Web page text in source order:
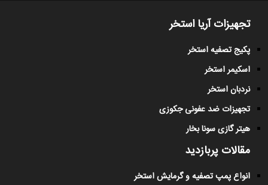
تجهیزات آریا استخر
پکیج تصفیه استخر
اسکیمر استخر
نردبان استخر
تجهیزات ضد عفونی جکوزی
هیتر گازی سونا بخار
مقالات پربازدید
انواع پمپ تصفیه و گرمایش استخر